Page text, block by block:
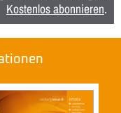
Kostenlos abonnieren.